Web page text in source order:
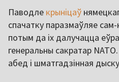
Паводле крыніцаў
спачатку паразмаўляе сам-
потым да іх далучацца
генеральны сакратар
абед і шматгадзінная